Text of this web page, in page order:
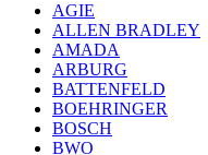
AGIE
ALLEN BRADLEY
AMADA
ARBURG
BATTENFELD
BOEHRINGER
BOSCH
BWO